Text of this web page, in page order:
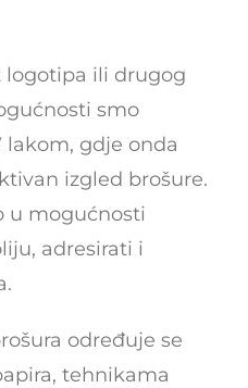
logotipa ili drugog
smo
gdje onda
izgled brošure.
u mogućnosti
adresirati i
određuje se
tehnikama